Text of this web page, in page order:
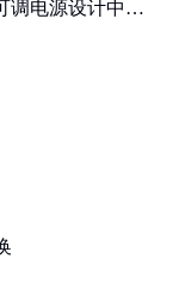
调电源设计中的